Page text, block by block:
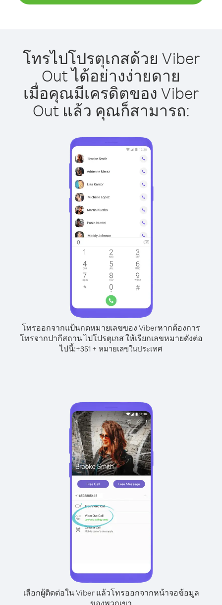
โทรไปโปรตุเกสด้วย Viber
Out ได้อย่างง่ายดาย
เมื่อคุณมีเครดิตของ Viber
Out แล้ว คุณก็สามารถ:
โทรออกจากแป้นกดหมายเลขของ Viberหากต้องการ
โทรจากปากีสถาน ไปโปรตุเกส ให้เรียกเลขหมายดังต่อ
ไปนี้:+351 + หมายเลขในประเทศ
เลือกผู้ติดต่อใน Viber แล้วโทรออกจากหน้าจอข้อมูล
ของพวกเขา